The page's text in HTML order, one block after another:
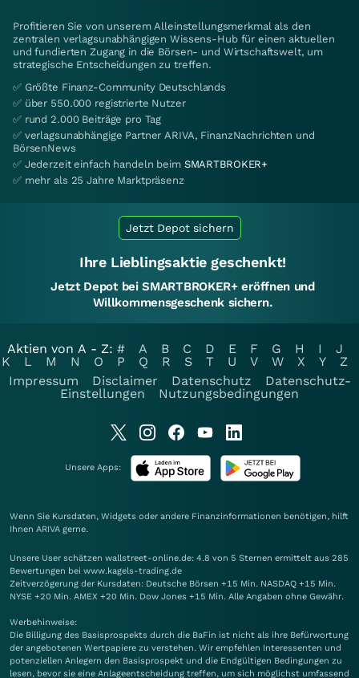
Profitieren Sie von unserem Alleinstellungsmerkmal als den
zentralen verlagsunabhängigen Wissens-Hub für einen aktuellen
und fundierten Zugang in die Börsen- und Wirtschaftswelt, um
strategische Entscheidungen zu treffen.
✅ Größte Finanz-Community Deutschlands
✅ über 550.000 registrierte Nutzer
✅ rund 2.000 Beiträge pro Tag
✅ verlagsunabhängige Partner ARIVA, FinanzNachrichten und
BörsenNews
✅ Jederzeit einfach handeln beim SMARTBROKER+
✅ mehr als 25 Jahre Marktpräsenz
Jetzt Depot sichern
Ihre Lieblingsaktie geschenkt!
Jetzt Depot bei SMARTBROKER+ eröffnen und
Willkommensgeschenk sichern.
Aktien von A - Z: # A B C D E F G H I
J
K
L M N O P Q R S T U V W X Y
Z
Impressum
Disclaimer Datenschutz
Datenschutz-
Einstellungen
Nutzungsbedingungen
Unsere Apps:
Wenn Sie Kursdaten, Widgets oder andere Finanzinformationen benötigen, hilft
Ihnen ARIVA gerne.
Unsere User schätzen wallstreet-online.de: 4.8 von 5 Sternen ermittelt aus 285
Bewertungen bei www.kagels-trading.de
Zeitverzögerung der Kursdaten: Deutsche Börsen +15 Min. NASDAQ +15 Min.
NYSE +20 Min. AMEX +20 Min. Dow Jones +15 Min. Alle Angaben ohne Gewähr.
Werbehinweise:
Die Billigung des Basisprospekts durch die BaFin ist nicht als ihre Befürwortung
der angebotenen Wertpapiere zu verstehen. Wir empfehlen Interessenten und
potenziellen Anlegern den Basisprospekt und die Endgültigen Bedingungen zu
lesen, bevor sie eine Anlageentscheidung treffen, um sich möglichst umfassend